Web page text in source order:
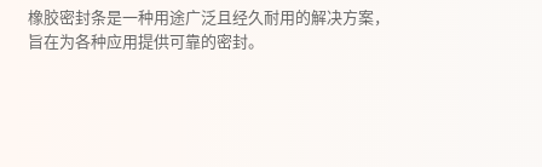
橡胶密封条是一种用途广泛且经久耐用的解决方案，
旨在为各种应用提供可靠的密封。